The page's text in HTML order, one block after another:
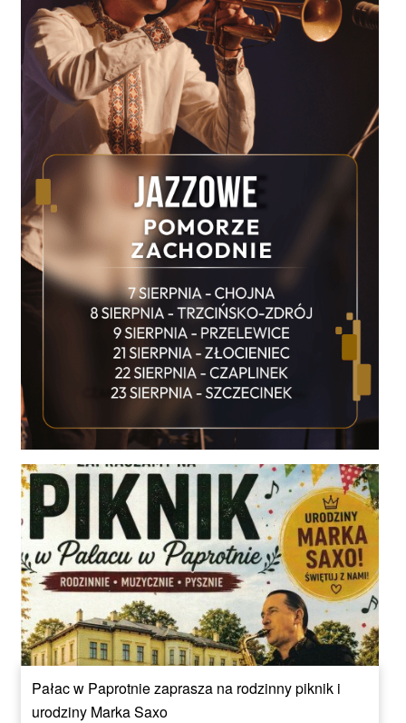
Pałac w Paprotnie zaprasza na rodzinny piknik i
urodziny Marka Saxo